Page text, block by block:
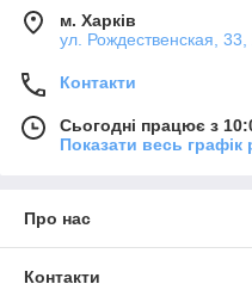
м. Харків
ул. Рождественская, 33,
Контакти
Сьогодні працює з
Показати весь графік
Про нас
Контакти